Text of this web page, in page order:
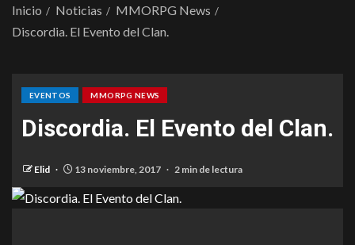
Inicio Noticias
MMORPG News
Discordia. El Evento del Clan.
EVENTOS MMORPG NEWS
Discordia. El Evento del Clan.
Elid 13 noviembre, 2017 2 min de lectura